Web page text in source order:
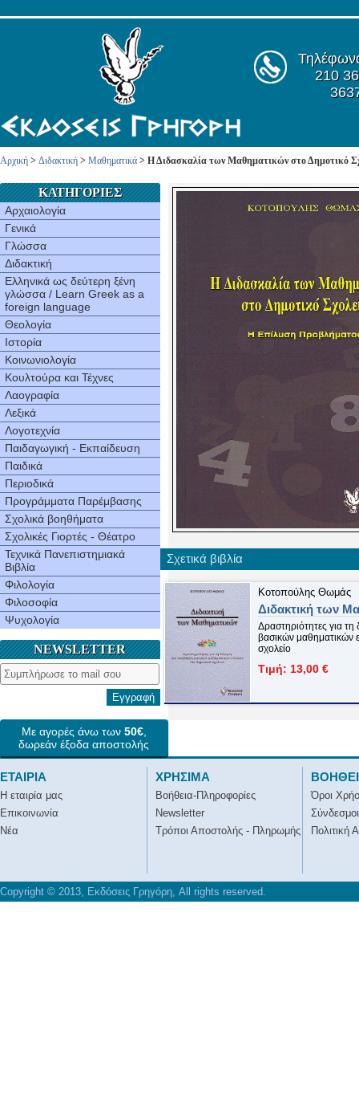
210
Αρχική > Διδακτική > Μαθηματικά > Η Διδασκαλία των Μαθηματικών στο Δημοτικό
ΚΑΤΗΓΟΡΙΕΣ
Αρχαιολογία
Γενικά
Γλώσσα
Διδακτική
Ελληνικά ως δεύτερη ξένη
γλώσσα / Learn Greek as a
foreign language
Θεολογία
Ιστορία
Κοινωνιολογία
Κουλτούρα και Τέχνες
Λαογραφία
Λεξικά
Λογοτεχνία
Παιδαγωγική - Εκπαίδευση
Παιδικά
Περιοδικά
Προγράμματα Παρέμβασης
Σχολικά βοηθήματα
Σχολικές Γιορτές - Θέατρο
Τεχνικά Πανεπιστημιακά
Βιβλία
Φιλολογία
Φιλοσοφία
Ψυχολογία
NEWSLETTER
Εγγραφή
Με αγορές άνω των 50€
δωρεάν έξοδα αποστολής
Σχετικά βιβλία
Κοτοπούλης Θωμάς
Διδακτική των
Δραστηριότητες για
βασικών μαθηματικών
σχολείο
Τιμή: 13,00 €
ΕΤΑΙΡΙΑ
Η εταιρία μας
Επικοινωνία
Νέα
ΧΡΗΣΙΜΑ
Βοήθεια-Πληροφορίες
Newsletter
Τρόποι Αποστολής - Πληρωμής
Όροι
Σύνδεσμοι
Πολιτική
Copyright © 2013, Εκδόσεις Γρηγόρη, All rights reserved.